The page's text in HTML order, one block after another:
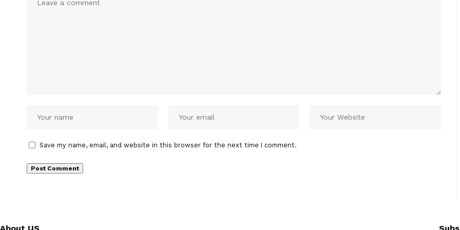
Save my name, email, and website in this browser for the next time I comment.